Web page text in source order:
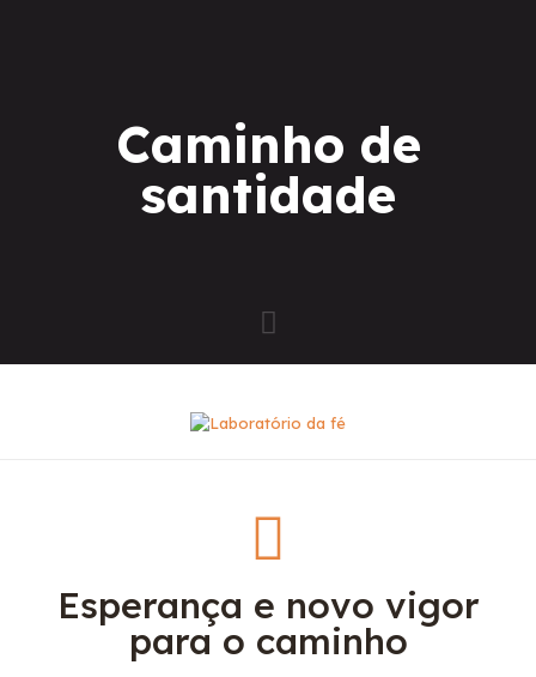
Caminho de
santidade
Esperança e novo vigor
para o caminho